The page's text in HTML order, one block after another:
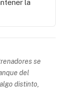
la
se
del
distinto,